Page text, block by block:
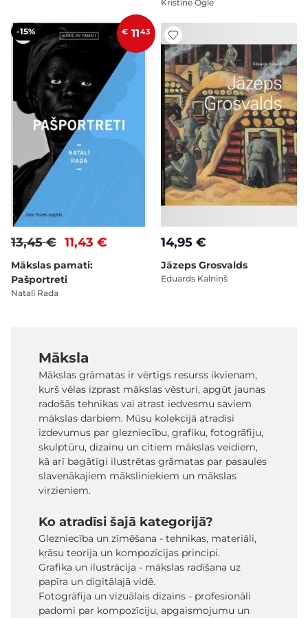
Kristīne Ogle
-15% € 1143
11,43 €
13,45 €
Mākslas pamati:
Pašportreti
Natalī Rada
14,95 €
Jāzeps Grosvalds
Eduards Kalniņš
Māksla
Mākslas grāmatas ir vērtīgs resurss ikvienam,
kurš vēlas izprast mākslas vēsturi, apgūt jaunas
radošās tehnikas vai atrast iedvesmu saviem
mākslas darbiem. Mūsu kolekcijā atradīsi
izdevumus par glezniecību, grafiku, fotogrāfiju,
skulptūru, dizainu un citiem mākslas veidiem,
kā arī bagātīgi ilustrētas grāmatas par pasaules
slavenākajiem māksliniekiem un mākslas
virzieniem.
Ko atradīsi šajā kategorijā?
Glezniecība un zīmēšana - tehnikas, materiāli,
krāsu teorija un kompozīcijas principi.
Grafika un ilustrācija - mākslas radīšana uz
papīra un digitālajā vidē.
Fotogrāfija un vizuālais dizains - profesionāli
padomi par kompozīciju, apgaismojumu un